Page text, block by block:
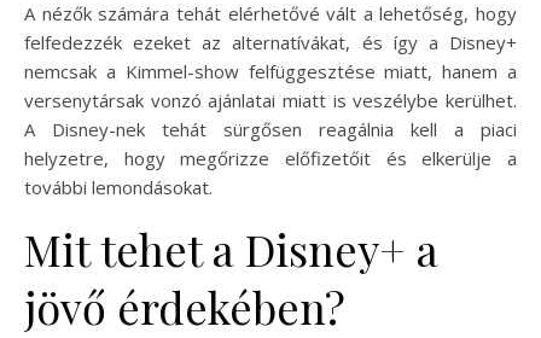
A nézők számára tehát elérhetővé vált a lehetőség, hogy
felfedezzék ezeket az alternatívákat, és így a Disney+
nemcsak a Kimmel-show felfüggesztése miatt, hanem a
versenytársak vonzó ajánlatai miatt is veszélybe kerülhet.
A Disney-nek tehát sürgősen reagálnia kell a piaci
helyzetre, hogy megőrizze előfizetőit és elkerülje a
további lemondásokat.
Mit tehet a Disney+ a
jövő érdekében?